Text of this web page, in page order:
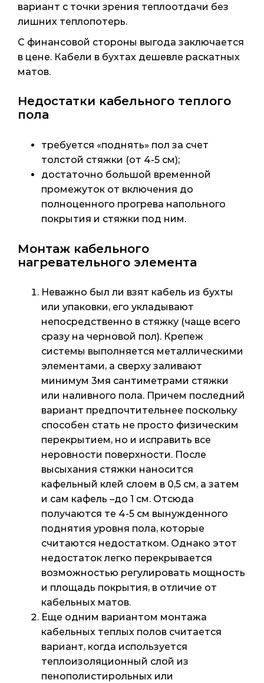
вариант с точки зрения теплоотдачи без
лишних теплопотерь.
С финансовой стороны выгода заключается
в цене. Кабели в бухтах дешевле раскатных
матов.
Недостатки кабельного теплого
пола
требуется «поднять» пол за счет
толстой стяжки (от 4-5 см);
достаточно большой временной
промежуток от включения до
полноценного прогрева напольного
покрытия и стяжки под ним.
Монтаж кабельного
нагревательного элемента
Неважно был ли взят кабель из бухты
или упаковки, его укладывают
непосредственно в стяжку (чаще всего
сразу на черновой пол). Крепеж
системы выполняется металлическими
элементами, а сверху заливают
минимум 3мя сантиметрами стяжки
или наливного пола. Причем последний
вариант предпочтительнее поскольку
способен стать не просто физическим
перекрытием, но и исправить все
неровности поверхности. После
высыхания стяжки наносится
кафельный клей слоем в 0,5 см, а затем
и сам кафель –до 1 см. Отсюда
получаются те 4-5 см вынужденного
поднятия уровня пола, которые
считаются недостатком. Однако этот
недостаток легко перекрывается
возможностью регулировать мощность
и площадь покрытия, в отличие от
кабельных матов.
Еще одним вариантом монтажа
кабельных теплых полов считается
вариант, когда используется
теплоизоляционный слой из
пенополистирольных или